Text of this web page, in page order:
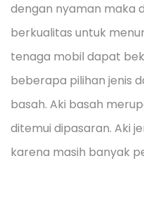
dengan nyaman maka
berkualitas untuk
tenaga mobil dapat
beberapa pilihan jenis
basah. Aki basah
ditemui dipasaran. Aki
karena masih banyak